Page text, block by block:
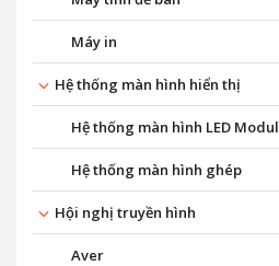
Máy in
Hệ thống màn hình hiển thị
Hệ thống màn hình LED Modul
Hệ thống màn hình ghép
Hội nghị truyền hình
Aver